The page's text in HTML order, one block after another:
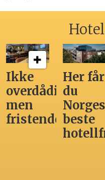
Ikke
overdådig,
men
fristende
Her får
du
Norges
beste